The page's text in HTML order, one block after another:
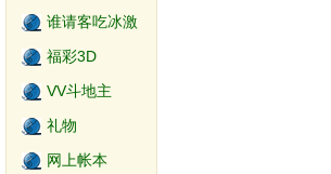
谁请客吃冰激
福彩3D
VV斗地主
礼物
网上帐本